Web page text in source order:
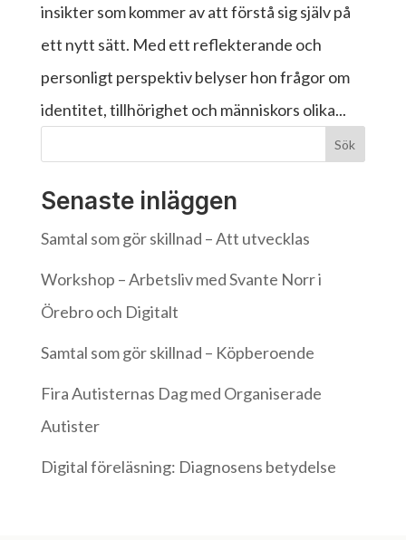
insikter som kommer av att förstå sig själv på
ett nytt sätt. Med ett reflekterande och
personligt perspektiv belyser hon frågor om
identitet, tillhörighet och människors olika...
Sök
Senaste inläggen
Samtal som gör skillnad – Att utvecklas
Workshop – Arbetsliv med Svante Norr i
Örebro och Digitalt
Samtal som gör skillnad – Köpberoende
Fira Autisternas Dag med Organiserade
Autister
Digital föreläsning: Diagnosens betydelse